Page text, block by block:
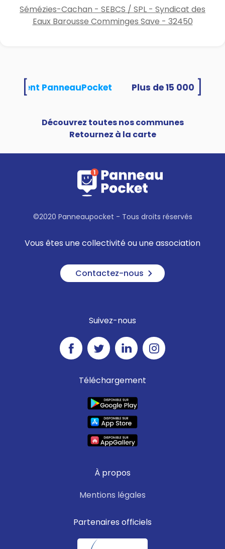
Sémézies-Cachan - SEBCS / SPL - Syndicat des
Eaux Barousse Comminges Save - 32450
PanneauPocket
Découvrez toutes nos communes
Retournez à la carte
©2020 Panneaupocket - Tous droits réservés
Vous êtes une collectivité ou une association
Contactez-nous
Suivez-nous
Téléchargement
À propos
Mentions légales
Partenaires officiels